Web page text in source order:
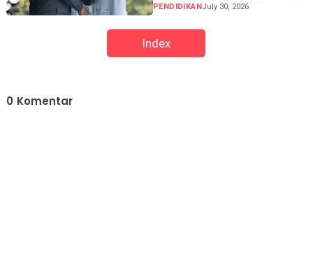
PENDIDIKANJuly 30, 2026
Index
0 Komentar